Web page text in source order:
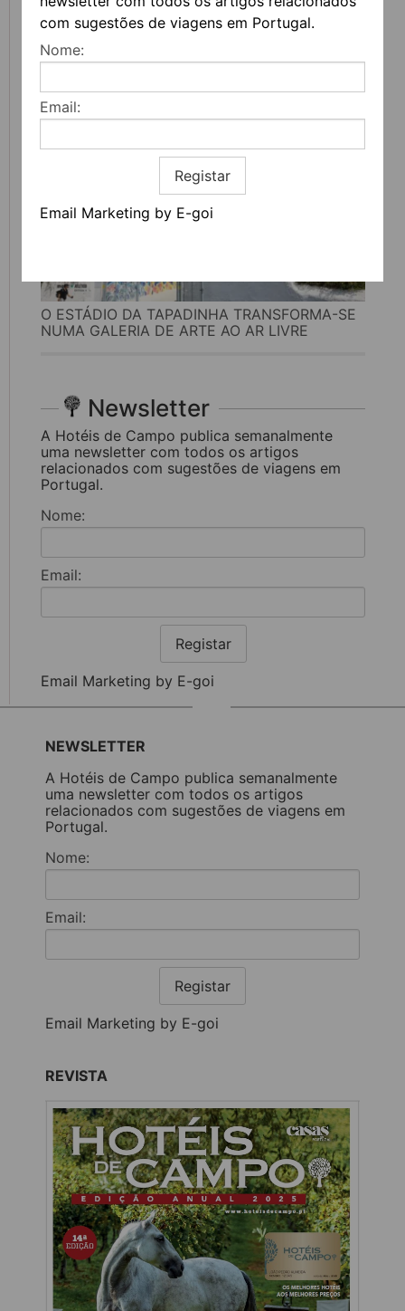
com sugestões de viagens em Portugal.
Nome:
Email:
Registar
Email Marketing by E-goi
UVVA REGRESSA A AMARANTE PARA
CELEBRAR O VINHO, A GASTRONOMIA E A
CULTURA
O ESTÁDIO DA TAPADINHA TRANSFORMA-SE
NUMA GALERIA DE ARTE AO AR LIVRE
Newsletter
A Hotéis de Campo publica semanalmente
uma newsletter com todos os artigos
relacionados com sugestões de viagens em
Portugal.
Nome:
Email:
Registar
Email Marketing by E-goi
NEWSLETTER
A Hotéis de Campo publica semanalmente
uma newsletter com todos os artigos
relacionados com sugestões de viagens em
Portugal.
Nome:
Email:
Registar
Email Marketing by E-goi
REVISTA